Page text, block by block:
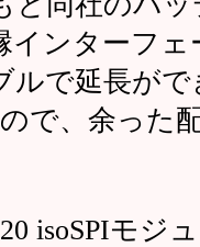
インターフ
ルで延長が
で、余った
isoSPIモジ